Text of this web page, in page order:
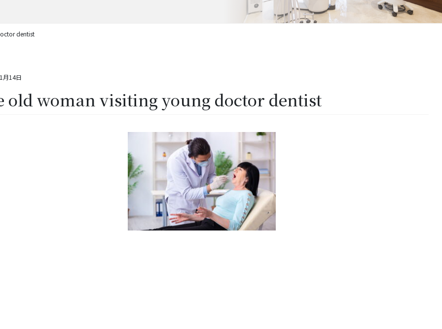
dentist
月14日
old woman visiting young doctor dentist